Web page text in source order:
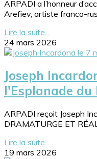
ARPADI a l’honneur
Arefiev, artiste franco-
Lire la suite...
24 mars 2026
Joseph
l'Esplanade du
ARPADI reçoit Joseph
DRAMATURGE ET
Lire la suite...
19 mars 2026